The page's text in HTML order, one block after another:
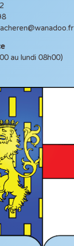
au lundi 08h00)